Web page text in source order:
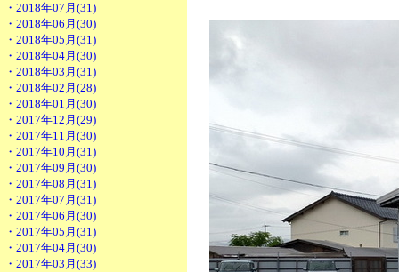
・2018年07月(31)
・2018年06月(30)
・2018年05月(31)
・2018年04月(30)
・2018年03月(31)
・2018年02月(28)
・2018年01月(30)
・2017年12月(29)
・2017年11月(30)
・2017年10月(31)
・2017年09月(30)
・2017年08月(31)
・2017年07月(31)
・2017年06月(30)
・2017年05月(31)
・2017年04月(30)
・2017年03月(33)